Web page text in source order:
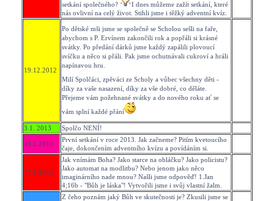
setkání společného?
I dnes můžeme zažít setkání, které
nás ovlivní na celý život. Stihli jsme i těžký adventní kvíz.
19.12.2012
Po dětské mši jsme se společně se Scholou sešli na faře,
abychom s P. Ervínem zakončili rok a popřáli si krásné
svátky. Po předání dárků jsme každý zapálili plovoucí
svíčku a něco si přáli. Pak jsme ochutnávali cukroví a hráli
napínavou hru.
Milí Spolčáci, zpěváci ze Scholy a vůbec všechny děti -
díky za vaše nasazení, díky za vše dobré, co děláte.
Přejeme vám požehnané svátky a do nového roku ať se
vám splní každé přání
3.1. 2013 Spolčo NENÍ!
10.1.2013
První setkání v roce 2013. Jak začneme? Pitím kvetoucího
čaje, dokončením adventního kvízu a povídáním si.
17.1.2013
Jak vnímám Boha? Jako starce na obláčku? Jako policistu?
Jako automat na modlitbu? Nebo jenom jako něco
imaginárního nade mnou? Našli jsme odpověď! 1.Jan
4;16b - "Bůh je láska"! Vytvořili jsme i svůj vlastní žalm.
Z čeho poznám jaký Bůh ve skutečnosti je? Zkusili jsme se